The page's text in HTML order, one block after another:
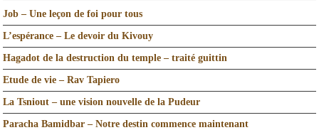
Job – Une leçon de foi pour tous
L’espérance – Le devoir du Kivouy
Hagadot de la destruction du temple – traité guittin
Etude de vie – Rav Tapiero
La Tsniout – une vision nouvelle de la Pudeur
Paracha Bamidbar – Notre destin commence maintenant